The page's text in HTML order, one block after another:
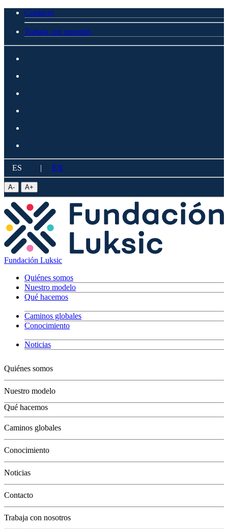
Contacto
Trabaja con nosotros
ES | EN
A- A+
Fundación Luksic
Quiénes somos
Nuestro modelo
Qué hacemos
Caminos globales
Conocimiento
Noticias
Quiénes somos
Nuestro modelo
Qué hacemos
Jóvenes
Adultos
Grandes
Conservación
Caminos globales
Conocimiento
Noticias
Contacto
Trabaja con nosotros